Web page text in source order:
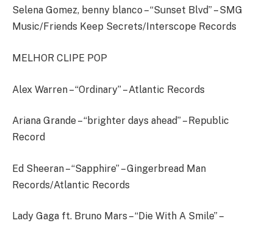
Selena Gomez, benny blanco – “Sunset Blvd” – SMG
Music/Friends Keep Secrets/Interscope Records
MELHOR CLIPE POP
Alex Warren – “Ordinary” – Atlantic Records
Ariana Grande – “brighter days ahead” – Republic
Record
Ed Sheeran – “Sapphire” – Gingerbread Man
Records/Atlantic Records
Lady Gaga ft. Bruno Mars – “Die With A Smile” –